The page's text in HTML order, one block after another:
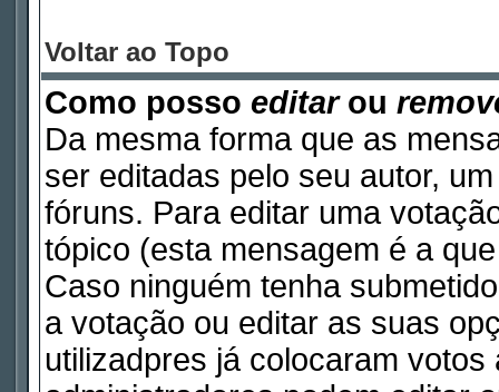
Voltar ao Topo
Como posso editarou
Da mesma forma que as
ser editadas pelo seu autor,
fóruns. Para editar uma
tópico (esta mensagem é a
Caso ninguém tenha
a votação ou editar as suas
utilizadpres já colocaram